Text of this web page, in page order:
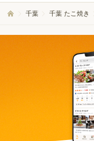
千葉 千葉 たこ焼き